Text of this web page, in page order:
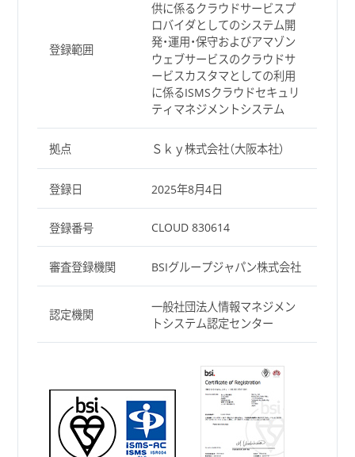
登録範囲
供に係るクラウドサービスプ
ロバイダとしてのシステム開
発・運用・保守およびアマゾン
ウェブサービスのクラウドサ
ービスカスタマとしての利用
に係るISMSクラウドセキュリ
ティマネジメントシステム
拠点 Ｓｋｙ株式会社（大阪本社）
登録日 2025年8月4日
登録番号 CLOUD 830614
審査登録機関 BSIグループジャパン株式会社
認定機関
一般社団法人情報マネジメン
トシステム認定センター